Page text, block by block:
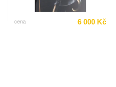
cena 6 000 Kč